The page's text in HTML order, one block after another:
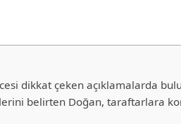
dikkat çeken açıklamalarda
belirten Doğan, taraftarlara